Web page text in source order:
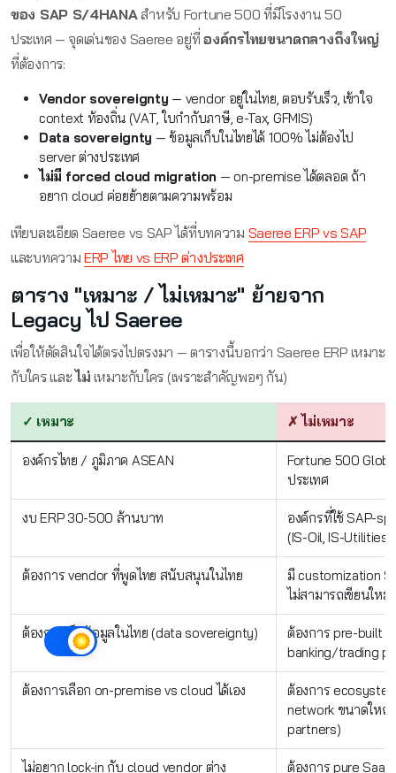
ของ SAP S/4HANAสำหรับ Fortune 500 ที่มีโรงงาน 50
ประเทศ — จุดเด่นของ Saeree อยู่ที่องค์กรไทยขนาดกลางถึงใหญ่
ที่ต้องการ:
Vendor sovereignty — vendor อยู่ในไทย, ตอบรับเร็ว, เข้าใจ
context ท้องถิ่น (VAT, ใบกำกับภาษี, e-Tax, GFMIS)
Data sovereignty — ข้อมูลเก็บในไทยได้ 100% ไม่ต้องไป
server ต่างประเทศ
ไม่มี forced cloud migration — on-premise ได้ตลอด ถ้า
อยาก cloud ค่อยย้ายตามความพร้อม
เทียบละเอียด Saeree vs SAP ได้ที่บทความ Saeree ERP vs SAP
และบทความ ERP ไทย vs ERP ต่างประเทศ
ตาราง "เหมาะ / ไม่เหมาะ" ย้ายจาก
Legacy ไป Saeree
เพื่อให้ตัดสินใจได้ตรงไปตรงมา — ตารางนี้บอกว่า Saeree ERP เหมาะ
กับใคร และไม่ เหมาะกับใคร (เพราะสำคัญพอๆ กัน)
✓ เหมาะ ✗ ไม่เหมาะ
องค์กรไทย / ภูมิภาค ASEAN
Fortune 500
ประเทศ
งบ ERP 30-500 ล้านบาท
องค์กรที่ใช้ SAP-
(IS-Oil, IS-Utilities)
ต้องการ vendor ที่พูดไทย สนับสนุนในไทย
มี customization
ไม่สามารถเขียนใหม่
ต้องการเก็บข้อมูลในไทย (data sovereignty)
ต้องการ pre-built
banking/trading
ต้องการเลือก on-premise vs cloud ได้เอง
ต้องการ
network ขนาดให
partners)
ไม่อยาก lock-in กับ cloud vendor ต่าง ต้องการ pure